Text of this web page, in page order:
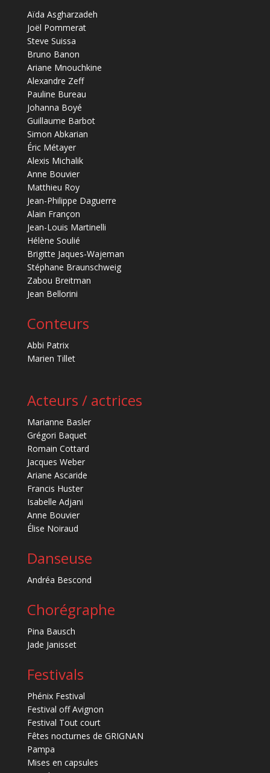
Aïda Asgharzadeh
Joël Pommerat
Steve Suissa
Bruno Banon
Ariane Mnouchkine
Alexandre Zeff
Pauline Bureau
Johanna Boyé
Guillaume Barbot
Simon Abkarian
Éric Métayer
Alexis Michalik
Anne Bouvier
Matthieu Roy
Jean-Philippe Daguerre
Alain Françon
Jean-Louis Martinelli
Hélène Soulié
Brigitte Jaques-Wajeman
Stéphane Braunschweig
Zabou Breitman
Jean Bellorini
Conteurs
Abbi Patrix
Marien Tillet
Acteurs / actrices
Marianne Basler
Grégori Baquet
Romain Cottard
Jacques Weber
Ariane Ascaride
Francis Huster
Isabelle Adjani
Anne Bouvier
Élise Noiraud
Danseuse
Andréa Bescond
Chorégraphe
Pina Bausch
Jade Janisset
Festivals
Phénix Festival
Festival off Avignon
Festival Tout court
Fêtes nocturnes de GRIGNAN
Pampa
Mises en capsules